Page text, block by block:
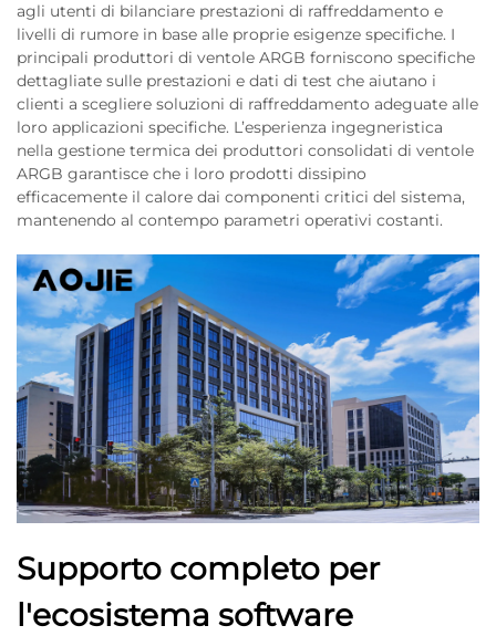
agli utenti di bilanciare prestazioni di raffreddamento e
livelli di rumore in base alle proprie esigenze specifiche. I
principali produttori di ventole ARGB forniscono specifiche
dettagliate sulle prestazioni e dati di test che aiutano i
clienti a scegliere soluzioni di raffreddamento adeguate alle
loro applicazioni specifiche. L’esperienza ingegneristica
nella gestione termica dei produttori consolidati di ventole
ARGB garantisce che i loro prodotti dissipino
efficacemente il calore dai componenti critici del sistema,
mantenendo al contempo parametri operativi costanti.
Supporto completo per
l'ecosistema software